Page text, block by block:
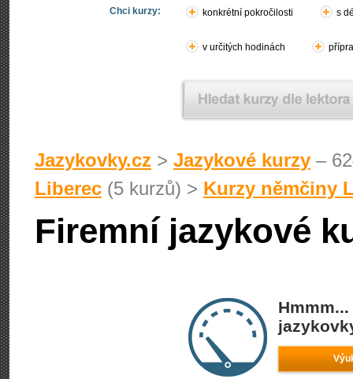
Chci kurzy: konkrétní pokročilosti s
v určitých hodinách
Jazykovky.cz > Jazykové kurzy –
Liberec (5 kurzů) > Kurzy němčiny
Firemní jazykové